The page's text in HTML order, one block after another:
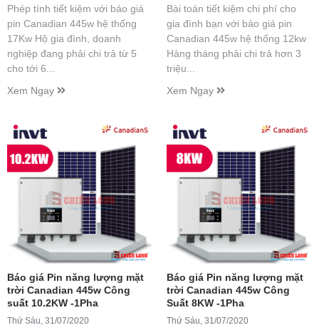
Phép tính tiết kiệm với báo giá
pin Canadian 445w hệ thống
17Kw Hộ gia đình, doanh
nghiệp đang phải chi trả từ 5
cho tới 6...
Xem Ngay
Bài toán tiết kiệm chi phí cho
gia đình bạn với báo giá pin
Canadian 445w hệ thống 12kw
Hàng tháng phải chi trả hơn 3
triệu...
Xem Ngay
Báo giá Pin năng lượng mặt
trời Canadian 445w Công
suất 10.2KW -1Pha
Thứ Sáu, 31/07/2020
Báo giá Pin năng lượng mặt
trời Canadian 445w Công
Suất 8KW -1Pha
Thứ Sáu, 31/07/2020